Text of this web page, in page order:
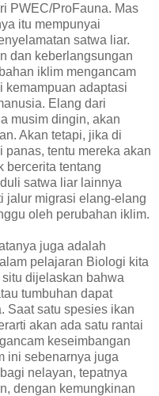
PWEC/ProFauna. Mas
itu mempunyai
satwa liar.
dan keberlangsungan
iklim mengancam
kemampuan adaptasi
Elang dari
musim dingin, akan
Akan tetapi, jika di
tentu mereka akan
bercerita tentang
satwa liar lainnya
jalur migrasi elang-elang
oleh perubahan iklim.
juga adalah
pelajaran Biologi kita
dijelaskan bahwa
tumbuhan dapat
Saat satu spesies ikan
akan ada satu rantai
keseimbangan
ini sebenarnya juga
nelayan, tepatnya
dengan kemungkinan